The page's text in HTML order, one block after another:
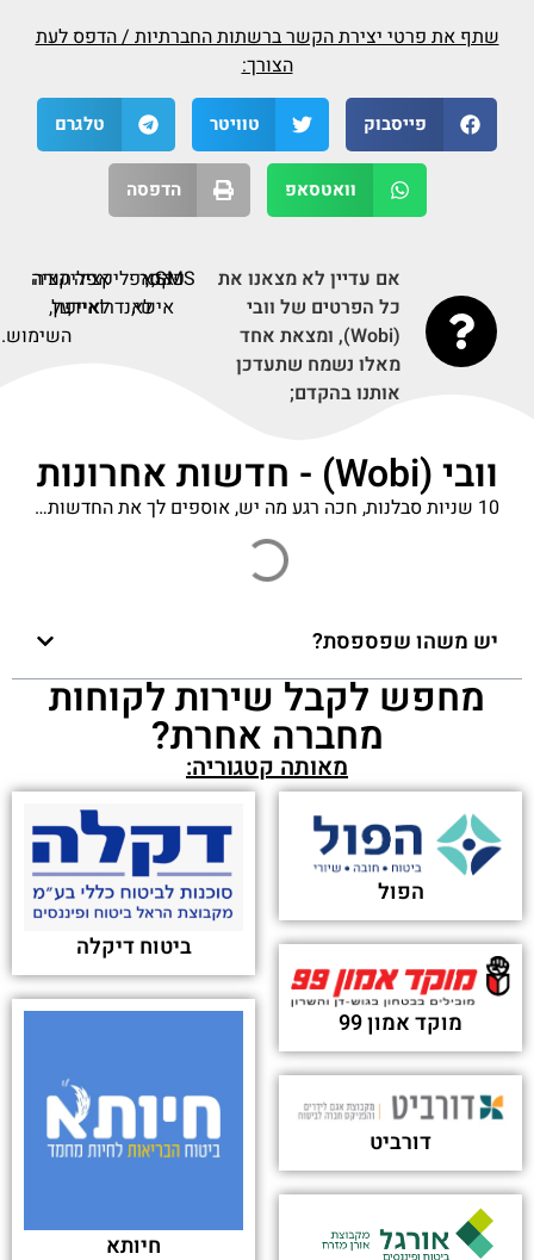
שתף את פרטי יצירת הקשר ברשתות החברתיות / הדפס לעת
הצורך:
פייסבוק טוויטר טלגרם
וואטסאפ הדפסה
אם עדיין לא מצאנו את
כל הפרטים של וובי
(Wobi), ומצאת אחד
מאלו נשמח שתעדכן
אותנו בהקדם;
SMS,
פקס,
אזור
אישי,
אפליקציה
לאנדרואיד,
אפליקציה
לאייפון,
תודה
על
השימוש.
וובי (Wobi) - חדשות אחרונות
10 שניות סבלנות, חכה רגע מה יש, אוספים לך את החדשות…
יש משהו שפספסת?
מחפש לקבל שירות לקוחות
מחברה אחרת?
מאותה קטגוריה:
הפול
ביטוח דיקלה
מוקד אמון 99
חיותא
דורביט